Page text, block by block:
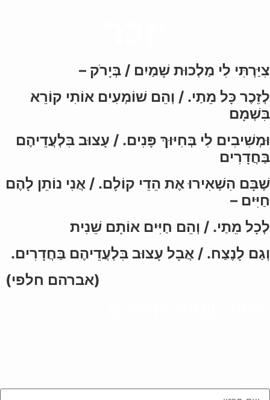
צִיַּרְתִּי לִי מַלְכוּת שָׁמַיִם / בְּיָרֹק –
לְזֵכֶר כָּל מֵתַי. / וְהֵם שׁוֹמְעִים אוֹתִי קוֹרֵא
בִּשְׁמָם
וּמְשִׁיבִים לִי בְּחִיּוּךְ פָּנִים. / עָצוּב בִּלְעֲדֵיהֶם
בַּחֲדָרִים
שֶׁבָּם הִשְׁאִירוּ אֶת הֵדֵי קוֹלָם. / אֲנִי נוֹתֵן לָהֶם
חַיִּים –
לְכָל מֵתַי. / וְהֵם חַיִּים אוֹתָם שֵׁנִית
וְגַם לָנֶצַח. / אֲבָל עָצוּב בִּלְעֲדֵיהֶם בַּחֲדָרִים.
(אברהם חלפי)